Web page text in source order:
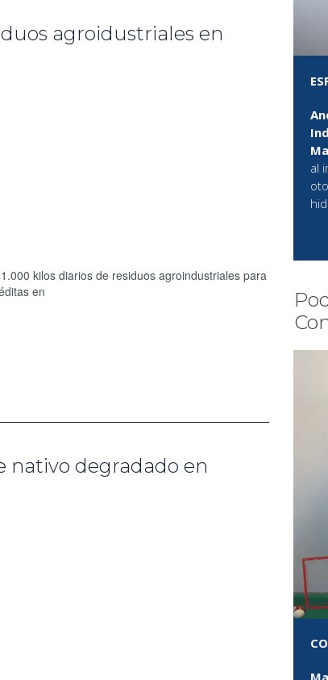
agroidustriales en
kilos diarios de residuos agroindustriales para
en
nativo degradado en
al